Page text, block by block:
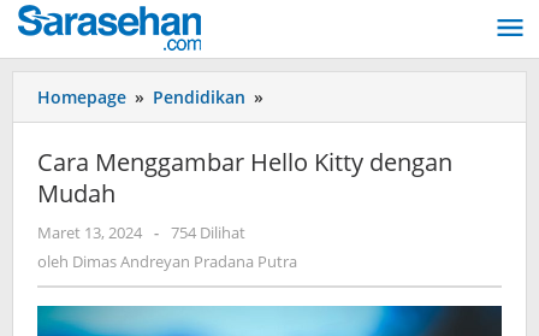
Lewati
ke
konten
Homepage » Pendidikan »
Menggambar
Hello
Kitty
Cara Menggambar Hello Kitty dengan
Mudah
Maret 13, 2024 oleh
Dimas
Andreyan
Pradana
Putra
- 754 Dilihat
oleh Dimas Andreyan Pradana Putra